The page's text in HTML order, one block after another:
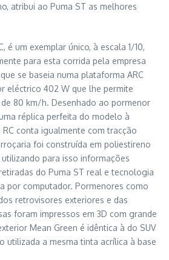
atribui ao Puma ST as melhores
é um exemplar único, à escala 1/10,
para esta corrida pela empresa
se baseia numa plataforma ARC
eléctrico 402 W que lhe permite
80 km/h. Desenhado ao pormenor
réplica perfeita do modelo à
RC conta igualmente com tracção
foi construída em poliestireno
para isso informações
do Puma ST real e tecnologia
por computador. Pormenores como
retrovisores exteriores e das
foram impressos em 3D com grande
Mean Green é idêntica à do SUV
utilizada a mesma tinta acrílica à base